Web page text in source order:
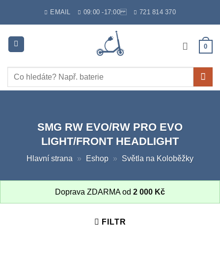
EMAIL 09:00 -17:00 721 814 370
0
Hledat:
SMG RW EVO/RW PRO EVO
LIGHT/FRONT HEADLIGHT
Hlavní strana » Eshop » Světla na Koloběžky
Doprava ZDARMA od 2 000 Kč
FILTR